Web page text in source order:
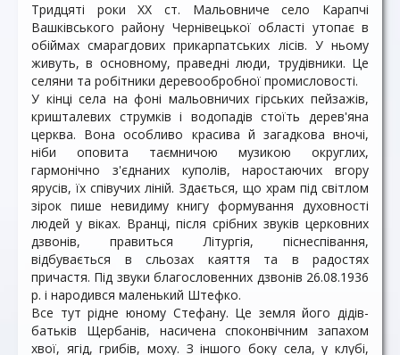
Тридцяті роки ХХ ст. Мальовниче село Карапчі
Вашківського району Чернівецької області утопає в
обіймах смарагдових прикарпатських лісів. У ньому
живуть, в основному, праведні люди, трудівники. Це
селяни та робітники деревообробної промисловості.
У кінці села на фоні мальовничих гірських пейзажів,
кришталевих струмків і водопадів стоїть дерев'яна
церква. Вона особливо красива й загадкова вночі,
ніби оповита таємничою музикою округлих,
гармонічно з'єднаних куполів, наростаючих вгору
ярусів, їх співучих ліній. Здається, що храм під світлом
зірок пише невидиму книгу формування духовності
людей у віках. Вранці, після срібних звуків церковних
дзвонів, правиться Літургія, піснеспівання,
відбувається в сльозах каяття та в радостях
причастя. Під звуки благословенних дзвонів 26.08.1936
р. і народився маленький Штефко.
Все тут рідне юному Стефану. Це земля його дідів-
батьків Щербанів, насичена споконвічним запахом
хвої, ягід, грибів, моху. З іншого боку села, у клубі,